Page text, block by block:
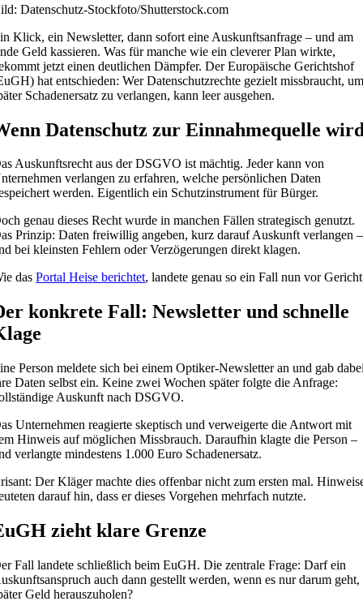
Datenschutz-Stockfoto/Shutterstock.com
Klick, ein Newsletter, dann sofort eine Auskunftsanfrage – und am
Geld kassieren. Was für manche wie ein cleverer Plan wirkte,
jetzt einen deutlichen Dämpfer. Der Europäische Gerichtshof
hat entschieden: Wer Datenschutzrechte gezielt missbraucht,
Schadenersatz zu verlangen, kann leer ausgehen.
Datenschutz zur Einnahmequelle
Auskunftsrecht aus der DSGVO ist mächtig. Jeder kann von
verlangen zu erfahren, welche persönlichen Daten
werden. Eigentlich ein Schutzinstrument für Bürger.
genau dieses Recht wurde in manchen Fällen strategisch genutzt.
Prinzip: Daten freiwillig angeben, kurz darauf Auskunft verlangen –
bei kleinsten Fehlern oder Verzögerungen direkt klagen.
dasPortal Heise berichtet, landete genau so ein Fall nun vor
konkrete Fall: Newsletter und schnelle
Person meldete sich bei einem Optiker-Newsletter an und gab
Daten selbst ein. Keine zwei Wochen später folgte die Anfrage:
Auskunft nach DSGVO.
Unternehmen reagierte skeptisch und verweigerte die Antwort mit
Hinweis auf möglichen Missbrauch. Daraufhin klagte die Person –
verlangte mindestens 1.000 Euro Schadenersatz.
Der Kläger machte dies offenbar nicht zum ersten mal.
darauf hin, dass er dieses Vorgehen mehrfach nutzte.
zieht klare Grenze
Fall landete schließlich beim EuGH. Die zentrale Frage: Darf ein
auch dann gestellt werden, wenn es nur darum geht,
Geld herauszuholen?